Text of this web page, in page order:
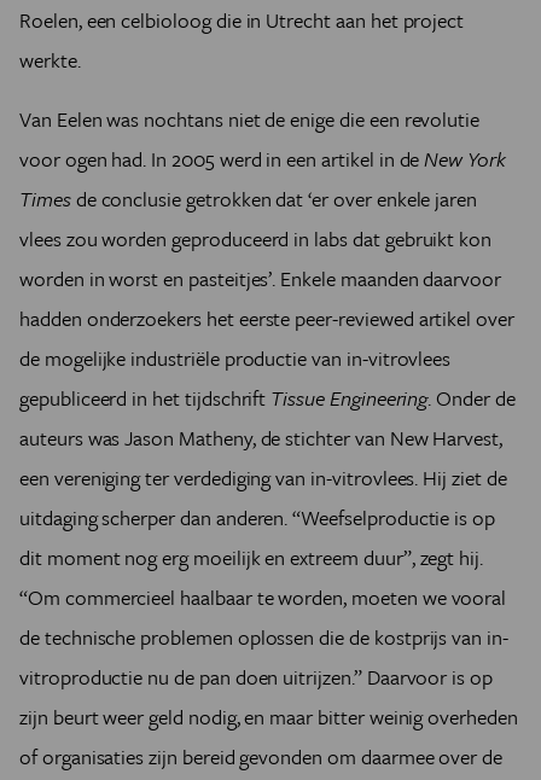
Roelen, een celbioloog die in Utrecht aan het project
werkte.
Van Eelen was nochtans niet de enige die een revolutie
voor ogen had. In 2005 werd in een artikel in deNew York
Timesde conclusie getrokken dat ‘er over enkele jaren
vlees zou worden geproduceerd in labs dat gebruikt kon
worden in worst en pasteitjes’. Enkele maanden daarvoor
hadden onderzoekers het eerste peer-reviewed artikel over
de mogelijke industriële productie van in-vitrovlees
gepubliceerd in het tijdschrift Tissue Engineering. Onder de
auteurs was Jason Matheny, de stichter van New Harvest,
een vereniging ter verdediging van in-vitrovlees. Hij ziet de
uitdaging scherper dan anderen. “Weefselproductie is op
dit moment nog erg moeilijk en extreem duur”, zegt hij.
“Om commercieel haalbaar te worden, moeten we vooral
de technische problemen oplossen die de kostprijs van in-
vitroproductie nu de pan doen uitrijzen.” Daarvoor is op
zijn beurt weer geld nodig, en maar bitter weinig overheden
of organisaties zijn bereid gevonden om daarmee over de